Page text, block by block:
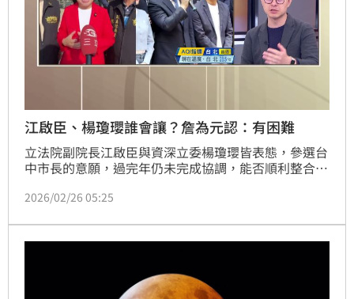
江啟臣、楊瓊瓔誰會讓？詹為元認：有困難
立法院副院長江啟臣與資深立委楊瓊瓔皆表態，參選台
中市長的意願，過完年仍未完成協調，能否順利整合？
於三立政論《前進新台灣》中坦言，在台中這一局，要
色，確實是有些困難的。
2026/02/26 05:25